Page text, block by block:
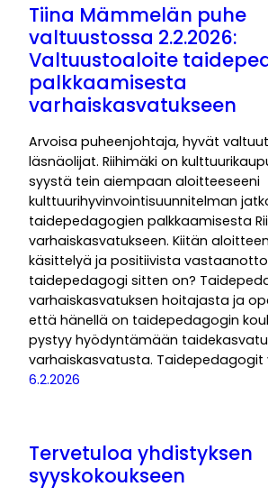
Tiina Mämmelän puhe
valtuustossa 2.2.2026:
Valtuustoaloite
palkkaamisesta
varhaiskasvatukseen
Arvoisa puheenjohtaja, hyvät
läsnäolijat. Riihimäki on
syystä tein aiempaan aloitteeseeni
kulttuurihyvinvointisuunnitelman
taidepedagogien palkkaamisesta
varhaiskasvatukseen. Kiitän
käsittelyä ja positiivista
taidepedagogi sitten on?
varhaiskasvatuksen hoitajasta ja
että hänellä on taidepedagogin
pystyy hyödyntämään
varhaiskasvatusta. Taidepedagogit
6.2.2026
Tervetuloa yhdistyksen
syyskokoukseen